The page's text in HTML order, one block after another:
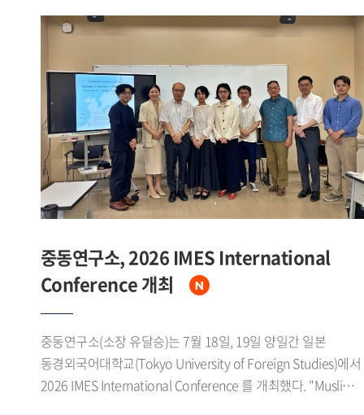
북방정책과 1992년 한중수교 과정의 역사적 의미를
재조명했다.신 원장은 먼저 1970년대 이후 중국과 서방세계의
1979년 미중 수교에 이어 1980년대 말에는 소련 동구권의
붕괴로 냉전체제가 급속히 와해되었다고 설명했다. 그는 이
시기 자유주의 확산과 세계화가 맞물리면서 중국이 서방의
'화평연변(和平演變)'을 경계하는 한편, 1989년 천안문 사태로
인한 국제사회의 대중 제재 국면 속에서도 한중 양국은
실질적인 관계 개선을 모색해 왔다고 밝혔다.이어 중국이
1978년 11기 3중전회를 계기로 계급투쟁 노선에서 경제건설
개선의 필요성을 인식하기 시작했으며, 한국 역시 홍콩을 통한
간접무역과 1983년 중국 민항기 불시착 사건, 1985년 어뢰정
반환 교섭 등에서 보인 우호적 태도로 중국 지도부의 신뢰를
얻었다고 소개했다. 특히 1988년 노태우 대통령의 7 7 선언을
북방외교의 실질적 출발점으로 규정하고, 서울올림픽과 베이징
아시안게임을 계기로 한 스포츠 교류가 양국간 신뢰 축적에
기여했다고 강조했다. 이후 1990년 한소수교와 1991년 남북한
중동연구소, 2026 IMES International
Conference 개최
중동연구소(소장 유달승)는 7월 18일, 19일 양일간 일본
동경외국어대학교(Tokyo University of Foreign Studies)에서
2026 IMES International Conference 를 개최했다. "Muslims